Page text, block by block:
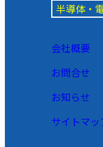
半導体・
会社概要
お問合せ
お知らせ
サイトマッ